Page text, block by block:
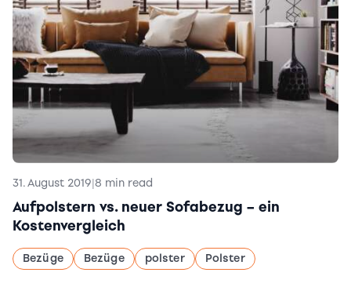
31. August 2019|8 min read
Aufpolstern vs. neuer Sofabezug – ein
Kostenvergleich
Bezüge Bezüge polster Polster